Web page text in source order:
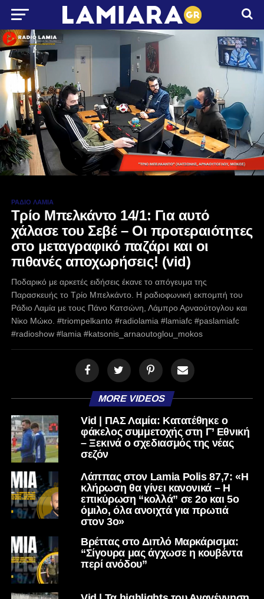
ΡΆΔΙΟ ΛΑΜΊΑ
Τρίο Μπελκάντο 14/1: Για αυτό
χάλασε του Σεβέ – Οι προτεραιότητες
στο μεταγραφικό παζάρι και οι
πιθανές αποχωρήσεις! (vid)
Ποδαρικό με αρκετές ειδήσεις έκανε το απόγευμα της
Παρασκευής το Τρίο Μπελκάντο. Η ραδιοφωνική εκπομπή του
Ράδιο Λαμία με τους Πάνο Κατσώνη, Λάμπρο Αρναούτογλου και
Νίκο Μώκο. #triompelkanto #radiolamia #lamiafc #paslamiafc
#radioshow #lamia #katsonis_arnaoutoglou_mokos
MORE VIDEOS
Vid | ΠΑΣ Λαμία: Κατατέθηκε ο
φάκελος συμμετοχής στη Γ’ Εθνική
– Ξεκινά ο σχεδιασμός της νέας
σεζόν
Λάππας στον Lamia Polis 87,7: «Η
κλήρωση θα γίνει κανονικά – Η
επικύρωση “κολλά” σε 2ο και 5ο
όμιλο, όλα ανοιχτά για πρωτιά
στον 3ο»
Βρέττας στο Διπλό Μαρκάρισμα:
“Σίγουρα μας άγχωσε η κουβέντα
περί ανόδου”